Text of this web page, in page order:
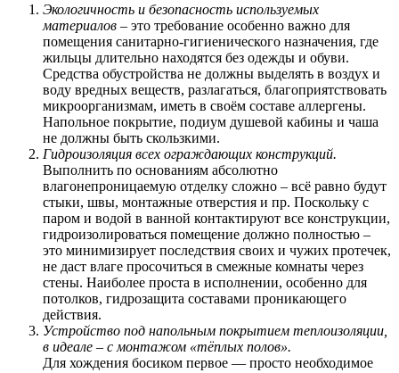
Экологичность и безопасность используемых
материалов – это требование особенно важно для
помещения санитарно-гигиенического назначения, где
жильцы длительно находятся без одежды и обуви.
Средства обустройства не должны выделять в воздух и
воду вредных веществ, разлагаться, благоприятствовать
микроорганизмам, иметь в своём составе аллергены.
Напольное покрытие, подиум душевой кабины и чаша
не должны быть скользкими.
Гидроизоляция всех ограждающих конструкций.
Выполнить по основаниям абсолютно
влагонепроницаемую отделку сложно – всё равно будут
стыки, швы, монтажные отверстия и пр. Поскольку с
паром и водой в ванной контактируют все конструкции,
гидроизолироваться помещение должно полностью –
это минимизирует последствия своих и чужих протечек,
не даст влаге просочиться в смежные комнаты через
стены. Наиболее проста в исполнении, особенно для
потолков, гидрозащита составами проникающего
действия.
Устройство под напольным покрытием теплоизоляции,
в идеале – с монтажом «тёплых полов».
Для хождения босиком первое — просто необходимое